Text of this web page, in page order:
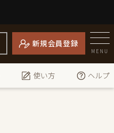
新規会員登録
MENU
使い方 ヘルプ